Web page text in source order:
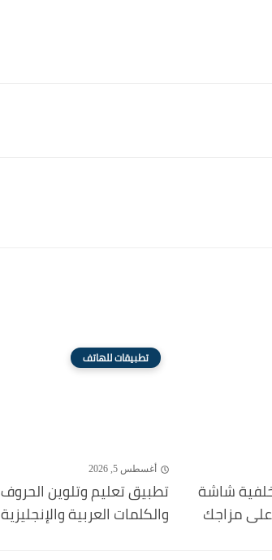
شاشة
مزاجك
تطبيقات للهاتف
أغسطس 5, 2026
تطبيق تعليم وتلوين الحروف
والكلمات العربية والإنجليزية